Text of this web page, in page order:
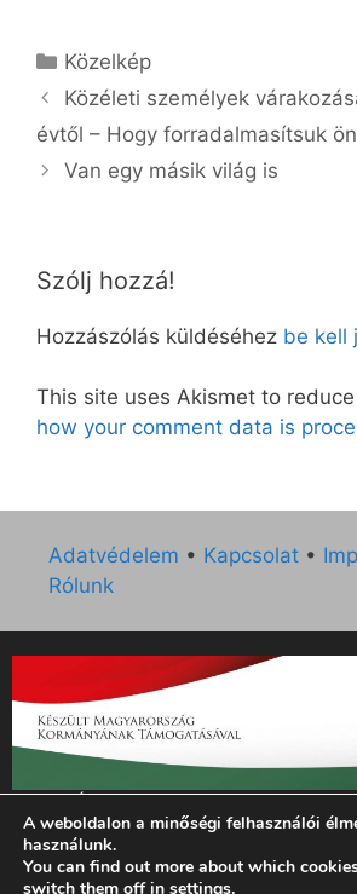
Kategória
Közelkép
Közéleti személyek
évtől – Hogy forradalmasítsuk
Van egy másik világ is
Szólj hozzá!
Hozzászólás küldéséhez be kell
This site uses Akismet to
how your comment data is
Adatvédelem • Kapcsolat •
Rólunk
„Az Új Ember katolikus hetilap 2014.
támogatását az EGYH-KCP-14-P-
szerződés keretében 3 000 000 Ft
Emberi Erőforrások
A weboldalon a minőségi felhasználói
használunk.
You can find out more about which
switch them off in settings.